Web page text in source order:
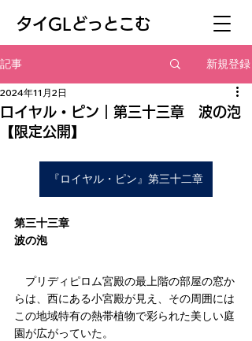
​タイGLどっとこむ
記事 新規登録
ロイヤル・ピン｜第三十三章 波の泡
【限定公開】
2024年11月2日
『ロイヤル・ピン』第三十二章
第三十三章
波の泡
プリディピロム宮殿の最上階の部屋の窓か
らは、西にある小宮殿が見え、その周囲には
この地域特有の熱帯植物で彩られた美しい庭
園が広がっていた。